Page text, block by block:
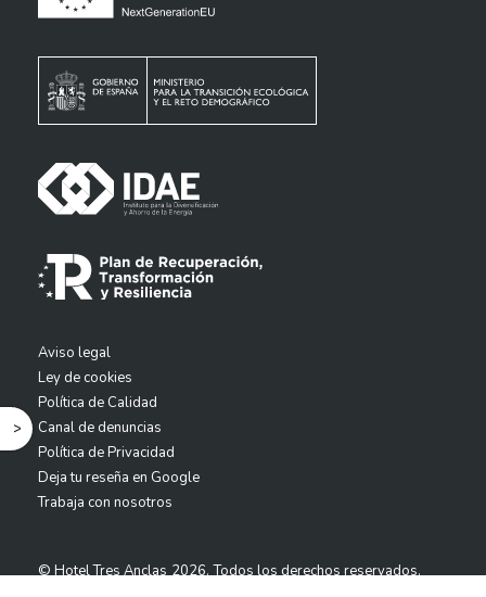
Aviso legal
Ley de cookies
Política de Calidad
Canal de denuncias
Política de Privacidad
Deja tu reseña en Google
Trabaja con nosotros
© Hotel Tres Anclas 2026. Todos los derechos reservados.
^